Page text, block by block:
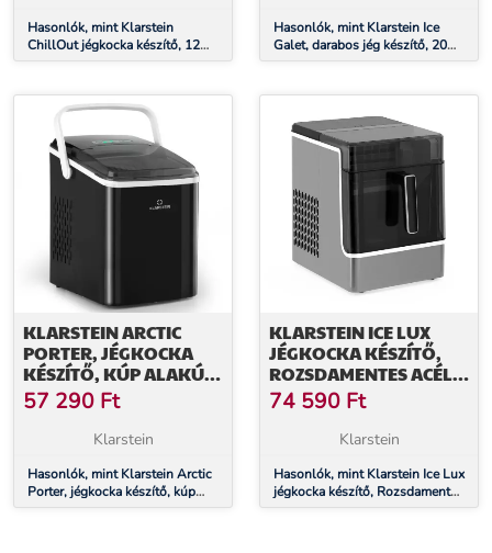
Hasonlók, mint Klarstein
ChillOut jégkocka készítő, 12
kg/nap, 9 jégkocka 8 perc alatt,
Hasonlók, mint Klarstein Ice
Galet, darabos jég készítő, 20
kg/24 ó, Auto-Clean, 2,2 literes
KLARSTEIN ARCTIC
PORTER, JÉGKOCKA
KÉSZÍTŐ, KÚP ALAKÚ
JÉGKOCKÁK, 12 KG/24
ÓRA, ROZSDAMENTES
57 290 Ft
Klarstein
Hasonlók, mint Klarstein Arctic
Porter, jégkocka készítő, kúp
alakú jégkockák, 12 kg/24 óra,
KLARSTEIN ICE LUX
JÉGKOCKA KÉSZÍTŐ,
ROZSDAMENTES ACÉL,
23 KG/24 Ó,
ÖNTISZTÍTÓ
74 590 Ft
Klarstein
Hasonlók, mint Klarstein Ice Lux
jégkocka készítő, Rozsdamentes
acél, 23 kg/24 ó, Öntisztító